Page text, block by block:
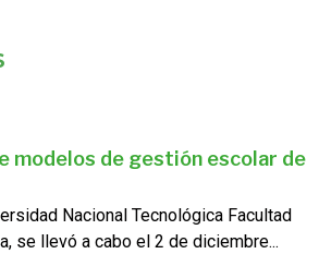
modelos de gestión escolar de
Nacional Tecnológica Facultad
se llevó a cabo el 2 de diciembre...